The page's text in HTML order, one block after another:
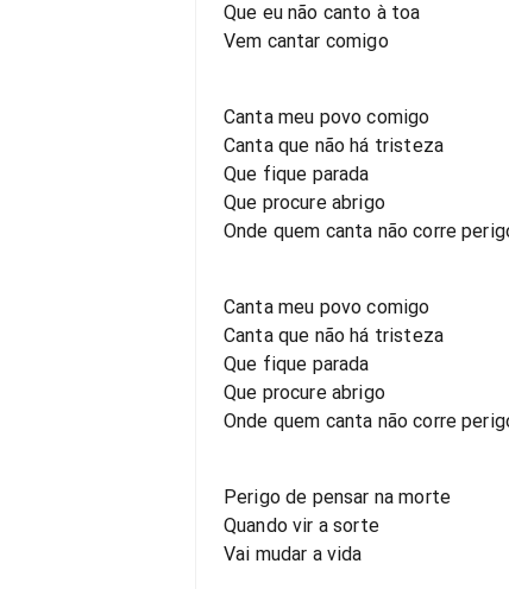
Que eu não canto à toa
Vem cantar comigo
Canta meu povo comigo
Canta que não há tristeza
Que fique parada
Que procure abrigo
Onde quem canta não corre
Canta meu povo comigo
Canta que não há tristeza
Que fique parada
Que procure abrigo
Onde quem canta não corre
Perigo de pensar na morte
Quando vir a sorte
Vai mudar a vida